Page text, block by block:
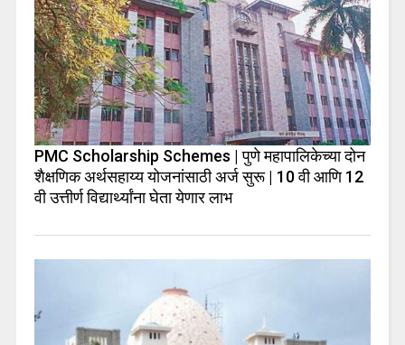
PMC Scholarship Schemes | पुणे महापालिकेच्या दोन
शैक्षणिक अर्थसहाय्य योजनांसाठी अर्ज सुरू | 10 वी आणि 12
वी उत्तीर्ण विद्यार्थ्यांना घेता येणार लाभ